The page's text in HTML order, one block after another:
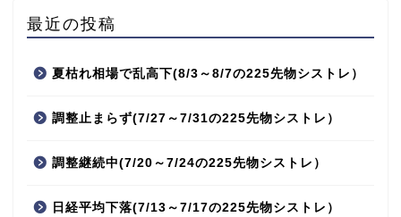
最近の投稿
夏枯れ相場で乱高下(8/3～8/7の225先物シストレ）
調整止まらず(7/27～7/31の225先物シストレ）
調整継続中(7/20～7/24の225先物シストレ）
日経平均下落(7/13～7/17の225先物シストレ）